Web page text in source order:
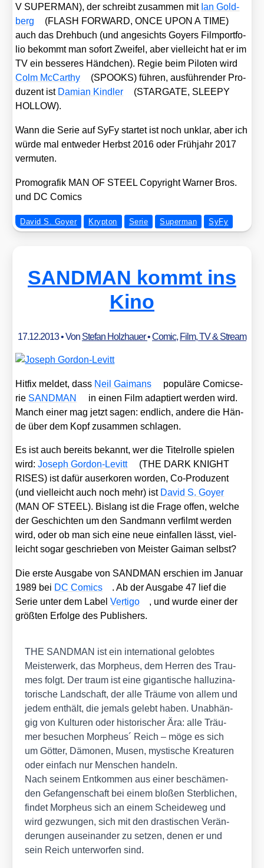
V SUPERMAN), der schreibt zusam­men mit Ian Gold­
berg
(FLASH FORWARD, ONCE UPON A TIME)
auch das Dreh­buch (und ange­sichts Goy­ers Film­port­fo­
lio bekommt man sofort Zwei­fel, aber viel­leicht hat er im
TV ein bes­se­res Händ­chen). Regie beim Pilo­ten wird
Colm McCar­thy
(SPOOKS) füh­ren, aus­füh­ren­der Pro­
du­zent ist Dami­an Kind­ler
(STARGATE, SLEEPY
HOLLOW).
Wann die Serie auf SyFy star­tet ist noch unklar, aber ich
wür­de mal ent­we­der Herbst 2016 oder Früh­jahr 2017
ver­mu­ten.
Pro­mo­gra­fik MAN OF STEEL Copy­right War­ner Bros.
und DC Comics
David S. Goyer Krypton Serie Superman SyFy
SANDMAN kommt ins
Kino
17.12.2013• Von Stefan Holzhauer•Comic, Film, TV & Stream
Hit­fix mel­det, dass Neil Gai­mans
popu­lä­re Comic­se­
rie SANDMAN
in einen Film adap­tiert wer­den wird.
Manch einer mag jetzt sagen: end­lich, ande­re die Hän­
de über dem Kopf zusam­men schla­gen.
Es ist auch bereits bekannt, wer die Titel­rol­le spie­len
wird:Joseph Gor­don-Levitt
(THE DARK KNIGHT
RISES) ist dafür aus­er­ko­ren wor­den, Co-Pro­du­zent
(und viel­leicht auch noch mehr) ist David S. Goy­er
(MAN OF STEEL). Bis­lang ist die Fra­ge offen, wel­che
der Geschich­ten um den Sand­mann ver­filmt wer­den
wird, oder ob man sich eine neue ein­fal­len lässt, viel­
leicht sogar geschrie­ben von Meis­ter Gai­man selbst?
Die ers­te Aus­ga­be von SANDMAN erschien im Janu­ar
1989 bei DC Comics
. Ab der Aus­ga­be 47 lief die
Serie unter dem LabelVer­ti­go
, und wur­de einer der
größ­ten Erfol­ge des Publishers.
THE SANDMAN ist ein inter­na­tio­nal gelob­tes
Meis­ter­werk, das Mor­pheus, dem Her­ren des Trau­
mes folgt. Der traum ist eine gigan­ti­sche hal­lu­zi­na­
to­ri­sche Land­schaft, der alle Träu­me von allem und
jedem ent­hält, die jemals gelebt haben. Unab­hän­
gig von Kul­tu­ren oder his­to­ri­scher Ära: alle Träu­
mer besu­chen Mor­pheus´ Reich – möge es sich
um Göt­ter, Dämo­nen, Musen, mys­ti­sche Krea­tu­ren
oder ein­fach nur Men­schen han­deln.
Nach sei­nem Ent­kom­men aus einer beschä­men­
den Gefan­gen­schaft bei einem blo­ßen Sterb­li­chen,
fin­det Mor­pheus sich an einem Schei­de­weg und
wird gezwun­gen, sich mit den dras­ti­schen Ver­än­
de­run­gen aus­ein­an­der zu set­zen, denen er und
sein Reich unter­wor­fen sind.